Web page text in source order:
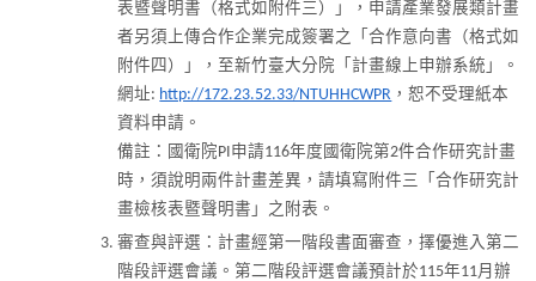
表暨聲明書（格式如附件三）」，申請產業發展類計畫
者另須上傳合作企業完成簽署之「合作意向書（格式如
附件四）」，至新竹臺大分院「計畫線上申辦系統」。
網址: http://172.23.52.33/NTUHHCWPR ，恕不受理紙本
資料申請。
備註：國衛院PI申請116年度國衛院第2件合作研究計畫
時，須說明兩件計畫差異，請填寫附件三「合作研究計
畫檢核表暨聲明書」之附表。
審查與評選：計畫經第一階段書面審查，擇優進入第二
階段評選會議。第二階段評選會議預計於115年11月辦